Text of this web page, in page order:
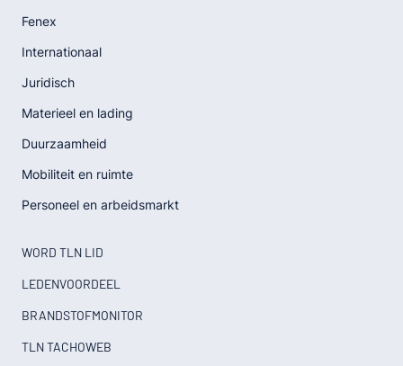
Fenex
Internationaal
Juridisch
Materieel en lading
Duurzaamheid
Mobiliteit en ruimte
Personeel en arbeidsmarkt
WORD TLN LID
LEDENVOORDEEL
BRANDSTOFMONITOR
TLN TACHOWEB